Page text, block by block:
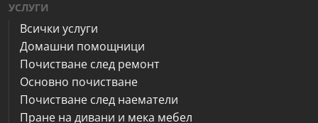
УСЛУГИ
Всички услуги
Домашни помощници
Почистване след ремонт
Основно почистване
Почистване след наематели
Пране на дивани и мека мебел